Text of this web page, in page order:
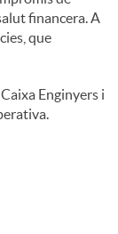
financera. A
que
Enginyers i